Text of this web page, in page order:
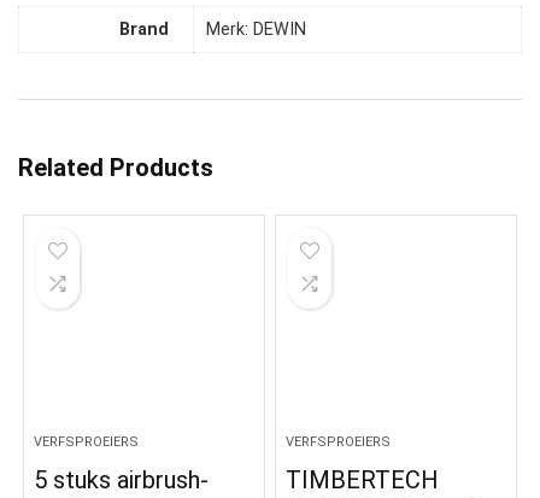
Brand Merk: DEWIN
Related Products
VERFSPROEIERS
5 stuks airbrush-
VERFSPROEIERS
TIMBERTECH